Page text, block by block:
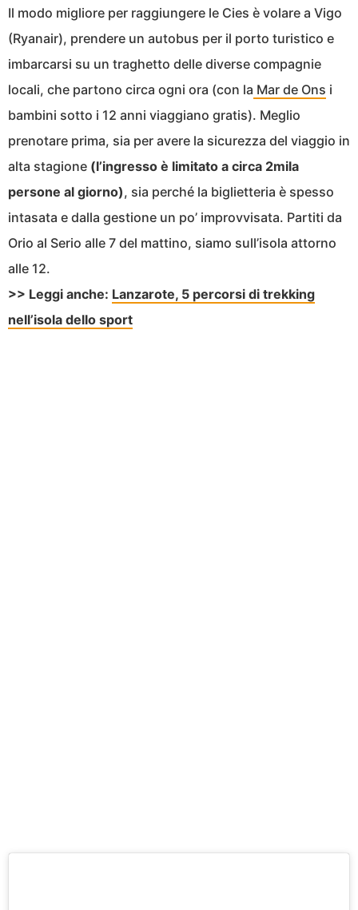
Il modo migliore per raggiungere le Cies è volare a Vigo
(Ryanair), prendere un autobus per il porto turistico e
imbarcarsi su un traghetto delle diverse compagnie
locali, che partono circa ogni ora (con la Mar de Ons i
bambini sotto i 12 anni viaggiano gratis). Meglio
prenotare prima, sia per avere la sicurezza del viaggio in
alta stagione (l’ingresso è limitato a circa 2mila
persone al giorno), sia perché la biglietteria è spesso
intasata e dalla gestione un po’ improvvisata. Partiti da
Orio al Serio alle 7 del mattino, siamo sull’isola attorno
alle 12.
>> Leggi anche: Lanzarote, 5 percorsi di trekking
nell’isola dello sport